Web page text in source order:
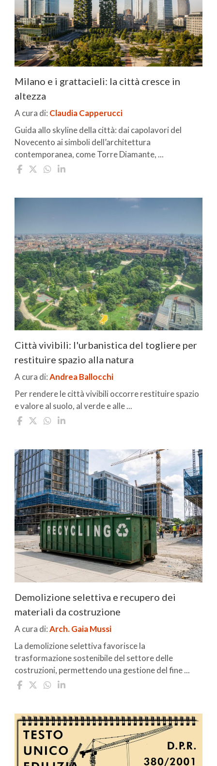
Milano e i grattacieli: la città cresce in
altezza
A cura di: Claudia Capperucci
Guida allo skyline della città: dai capolavori del
Novecento ai simboli dell’architettura
contemporanea, come Torre Diamante, ...
Città vivibili: l'urbanistica del togliere per
restituire spazio alla natura
A cura di:Andrea Ballocchi
Per rendere le città vivibili occorre restituire spazio
e valore al suolo, al verde e alle ...
Demolizione selettiva e recupero dei
materiali da costruzione
A cura di:Arch. Gaia Mussi
La demolizione selettiva favorisce la
trasformazione sostenibile del settore delle
costruzioni, permettendo una gestione del fine ...